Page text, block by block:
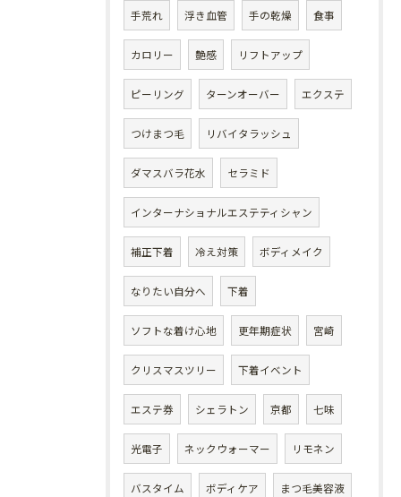
手荒れ 浮き血管 手の乾燥 食事
カロリー 艶感 リフトアップ
ピーリング ターンオーバー エクステ
つけまつ毛 リバイタラッシュ
ダマスバラ花水 セラミド
インターナショナルエステティシャン
補正下着 冷え対策 ボディメイク
なりたい自分へ 下着
ソフトな着け心地 更年期症状 宮崎
クリスマスツリー 下着イベント
エステ券 シェラトン 京都 七味
光電子 ネックウォーマー リモネン
バスタイム ボディケア まつ毛美容液